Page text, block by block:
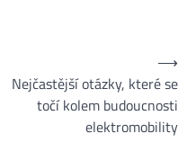
Nejčastější otázky, které se
točí kolem budoucnosti
elektromobility
⟶